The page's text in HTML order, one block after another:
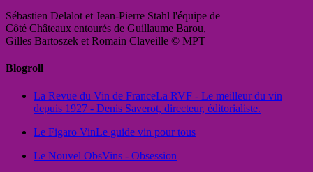
Sébastien Delalot et Jean-Pierre Stahl l'équipe de
Côté Châteaux entourés de Guillaume Barou,
Gilles Bartoszek et Romain Claveille © MPT
Blogroll
La Revue du Vin de FranceLa RVF - Le meilleur du vin
depuis 1927 - Denis Saverot, directeur, éditorialiste.
Le Figaro VinLe guide vin pour tous
Le Nouvel ObsVins - Obsession